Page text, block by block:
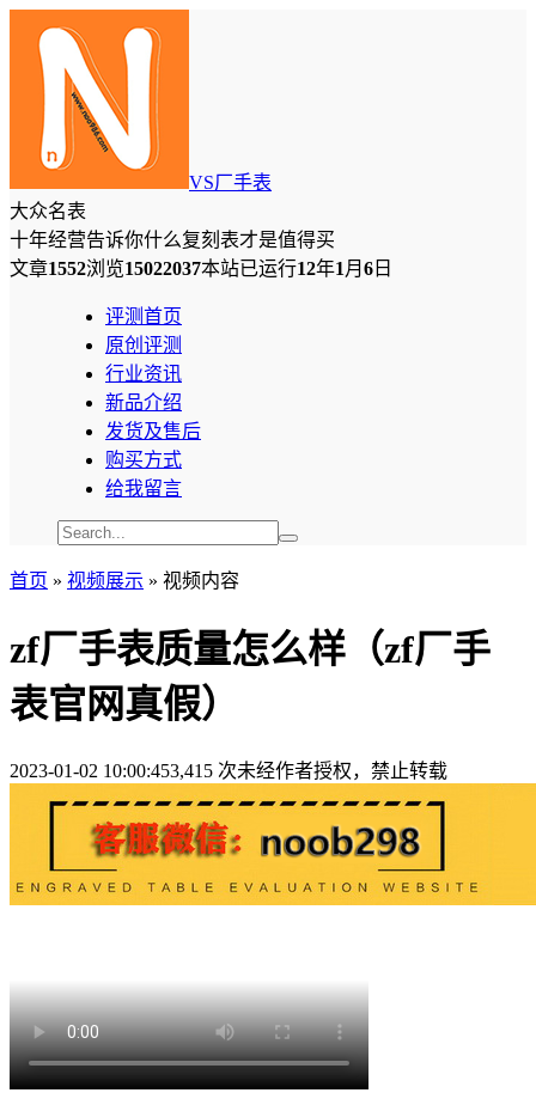
VS厂手表
大众名表
十年经营告诉你什么复刻表才是值得买
文章1552浏览15022037本站已运行12年1 月 6 日
评测首页
原创评测
行业资讯
新品介绍
发货及售后
购买方式
给我留言
首页 » 视频展示 » 视频内容
zf厂手表质量怎么样（zf厂手
表官网真假）
2023-01-02 10:00:453,415 次未经作者授权，禁止转载